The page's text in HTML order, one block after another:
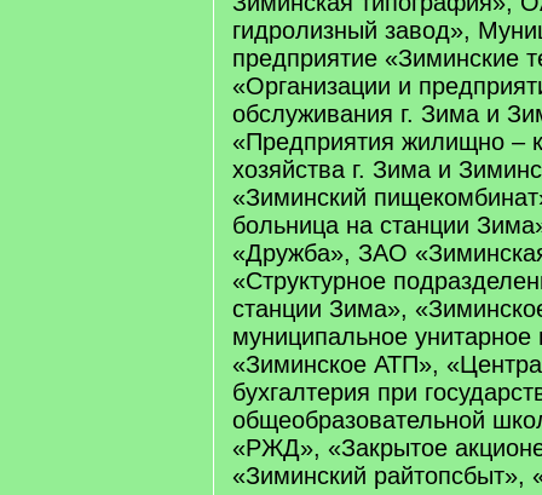
гидролизный завод»,
предприятие «Зиминские
«Организации и
обслуживания г. Зима и
«Предприятия жилищно –
хозяйства г. Зима и
«Зиминский
больница на станции
«Дружба», ЗАО
«Структурное
станции Зима»,
муниципальное унитарное
«Зиминское АТП»,
бухгалтерия при
общеобразовательной
«РЖД», «Закрытое
«Зиминский райтопсбыт»,